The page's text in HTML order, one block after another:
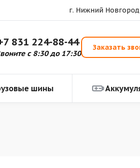
г. Нижний
831 224-88-44
с 8:30 до 17:30
Заказать
шины